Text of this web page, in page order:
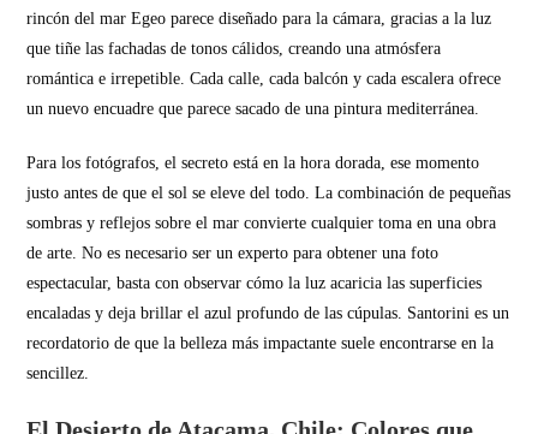
rincón del mar Egeo parece diseñado para la cámara, gracias a la luz
que tiñe las fachadas de tonos cálidos, creando una atmósfera
romántica e irrepetible. Cada calle, cada balcón y cada escalera ofrece
un nuevo encuadre que parece sacado de una pintura mediterránea.
Para los fotógrafos, el secreto está en la hora dorada, ese momento
justo antes de que el sol se eleve del todo. La combinación de pequeñas
sombras y reflejos sobre el mar convierte cualquier toma en una obra
de arte. No es necesario ser un experto para obtener una foto
espectacular, basta con observar cómo la luz acaricia las superficies
encaladas y deja brillar el azul profundo de las cúpulas. Santorini es un
recordatorio de que la belleza más impactante suele encontrarse en la
sencillez.